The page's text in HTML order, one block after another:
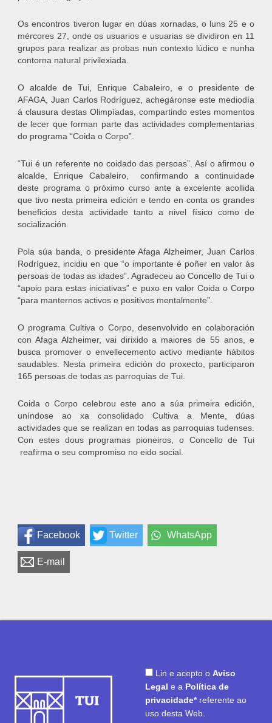
Os encontros tiveron lugar en dúas xornadas, o luns 25 e o
mércores 27, onde os usuarios e usuarias se dividiron en 11
grupos para realizar as probas nun contexto lúdico e nunha
contorna natural privilexiada.
O alcalde de Tui, Enrique Cabaleiro, e o presidente de
AFAGA, Juan Carlos Rodríguez, achegáronse este mediodía
á clausura destas Olimpíadas, compartindo estes momentos
de lecer que forman parte das actividades complementarias
do programa “Coida o Corpo”.
“Tui é un referente no coidado das persoas”. Así o afirmou o
alcalde, Enrique Cabaleiro, confirmando a continuidade
deste programa o próximo curso ante a excelente acollida
que tivo nesta primeira edición e tendo en conta os grandes
beneficios desta actividade tanto a nivel físico como de
socialización.
Pola súa banda, o presidente Afaga Alzheimer, Juan Carlos
Rodríguez, incidiu en que “o importante é poñer en valor ás
persoas de todas as idades”. Agradeceu ao Concello de Tui o
“apoio para estas iniciativas” e puxo en valor Coida o Corpo
“para manternos activos e positivos mentalmente”.
O programa Cultiva o Corpo, desenvolvido en colaboración
con Afaga Alzheimer, vai dirixido a maiores de 55 anos, e
busca promover o envellecemento activo mediante hábitos
saudables. Nesta primeira edición do proxecto, participaron
165 persoas de todas as parroquias de Tui.
Coida o Corpo celebrou este ano a súa primeira edición,
uníndose ao xa consolidado Cultiva a Mente, dúas
actividades que se realizan en todas as parroquias tudenses.
Con estes dous programas pioneiros, o Concello de Tui
reafirma o seu compromiso no eido social.
Facebook Twitter WhatsApp
E-mail
Lin e acepto o Aviso
Legal e a Política de
privacidade* referente ao
uso desta Web.